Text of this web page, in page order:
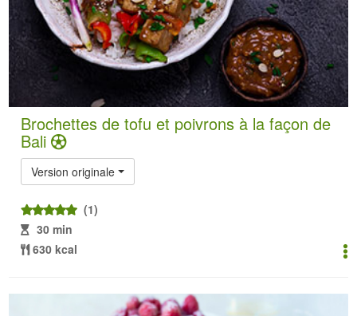
Brochettes de tofu et poivrons à la façon de
Bali
Version originale
(1)
30 min
630 kcal